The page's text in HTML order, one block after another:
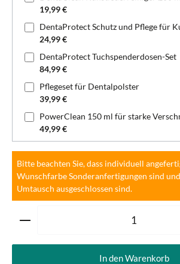
19,99 €
24,99 €
DentaProtect Tuchspenderdosen-Set
84,99 €
Pflegeset für Dentalpolster
39,99 €
PowerClean 150 ml für starke
49,99 €
Bitte beachten Sie, dass individuell
Wunschfarbe Sonderanfertigungen sind
Umtausch ausgeschlossen sind.
Produkt Anzahl: Gib den
In den Warenkorb